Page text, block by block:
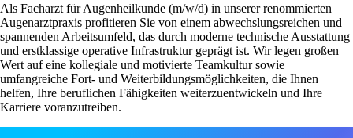
Als Facharzt für Augenheilkunde (m/w/d) in unserer renommierten
Augenarztpraxis profitieren Sie von einem abwechslungsreichen und
spannenden Arbeitsumfeld, das durch moderne technische Ausstattung
und erstklassige operative Infrastruktur geprägt ist. Wir legen großen
Wert auf eine kollegiale und motivierte Teamkultur sowie
umfangreiche Fort- und Weiterbildungsmöglichkeiten, die Ihnen
helfen, Ihre beruflichen Fähigkeiten weiterzuentwickeln und Ihre
Karriere voranzutreiben.